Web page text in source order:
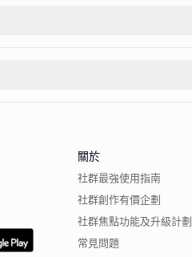
關於
社群最強使用指南
社群創作有價企劃
社群焦點功能及升級計劃
常見問題